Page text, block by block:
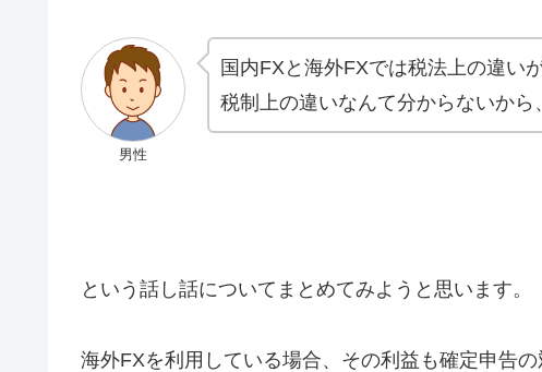
男性
国内FXと海外FXでは税法上の違い
税制上の違いなんて分からないから
という話し話についてまとめてみようと思います。
海外FXを利用している場合、その利益も確定申告